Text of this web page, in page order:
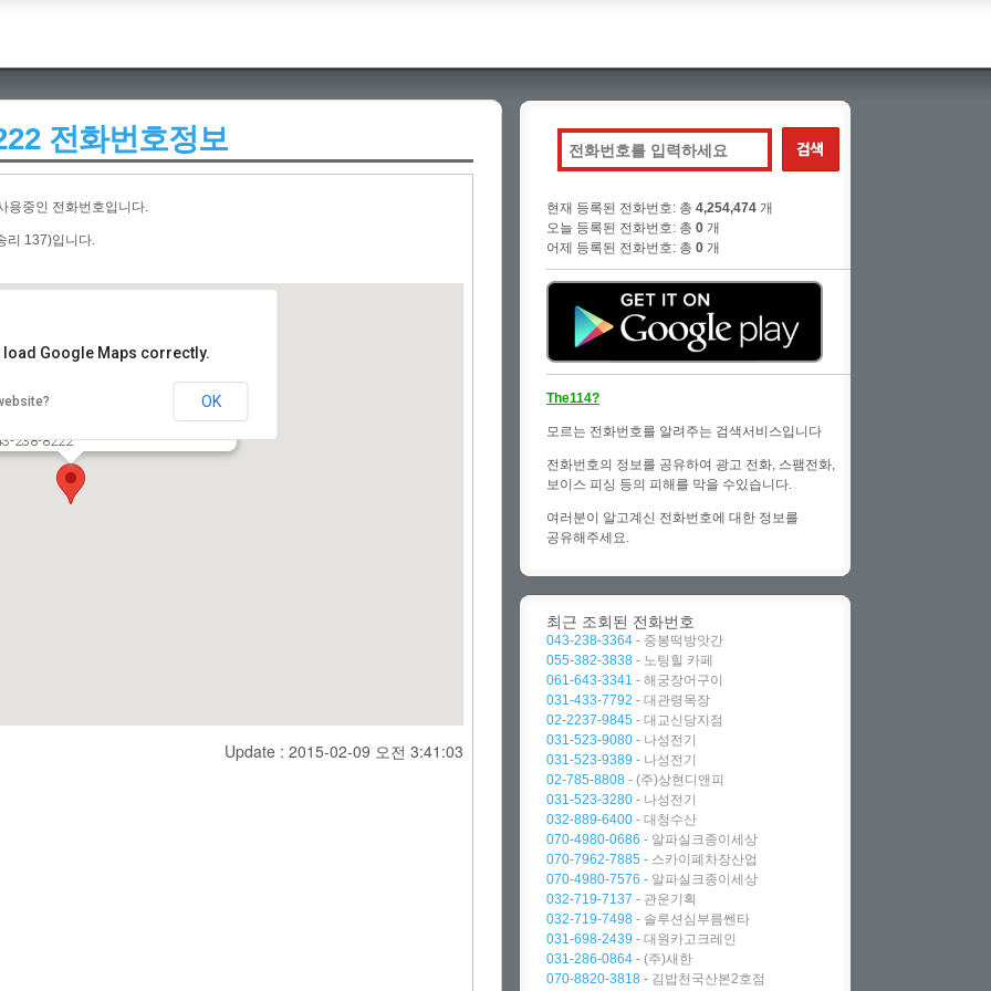
전화번호정보
용중인 전화번호입니다.
리 137)입니다.
집
도 청주시 흥덕구 오송읍 오송리 137)
238-8222
load Google Maps correctly.
OK
Update : 2015-02-09 오전 3:41:03
현재 등록된 전화번호: 총 4,254,474 개
오늘 등록된 전화번호: 총 0 개
어제 등록된 전화번호: 총 0 개
The114?
모르는 전화번호를 알려주는 검색서비스입니다
전화번호의 정보를 공유하여 광고 전화, 스팸전화,
보이스 피싱 등의 피해를 막을 수있습니다.
여러분이 알고계신 전화번호에 대한 정보를
공유해주세요.
최근 조회된 전화번호
043-238-3364 - 중봉떡방앗간
055-382-3838 - 노팅힐 카페
061-643-3341 - 해궁장어구이
031-433-7792 - 대관령목장
02-2237-9845 - 대교신당지점
031-523-9080 - 나성전기
031-523-9389 - 나성전기
02-785-8808 - (주)상현디앤피
031-523-3280 - 나성전기
032-889-6400 - 대청수산
070-4980-0686 - 알파실크종이세상
070-7962-7885 - 스카이폐차장산업
070-4980-7576 - 알파실크종이세상
032-719-7137 - 관운기획
032-719-7498 - 솔루션심부름쎈타
031-698-2439 - 대원카고크레인
031-286-0864 - (주)새한
070-8820-3818 - 김밥천국산본2호점